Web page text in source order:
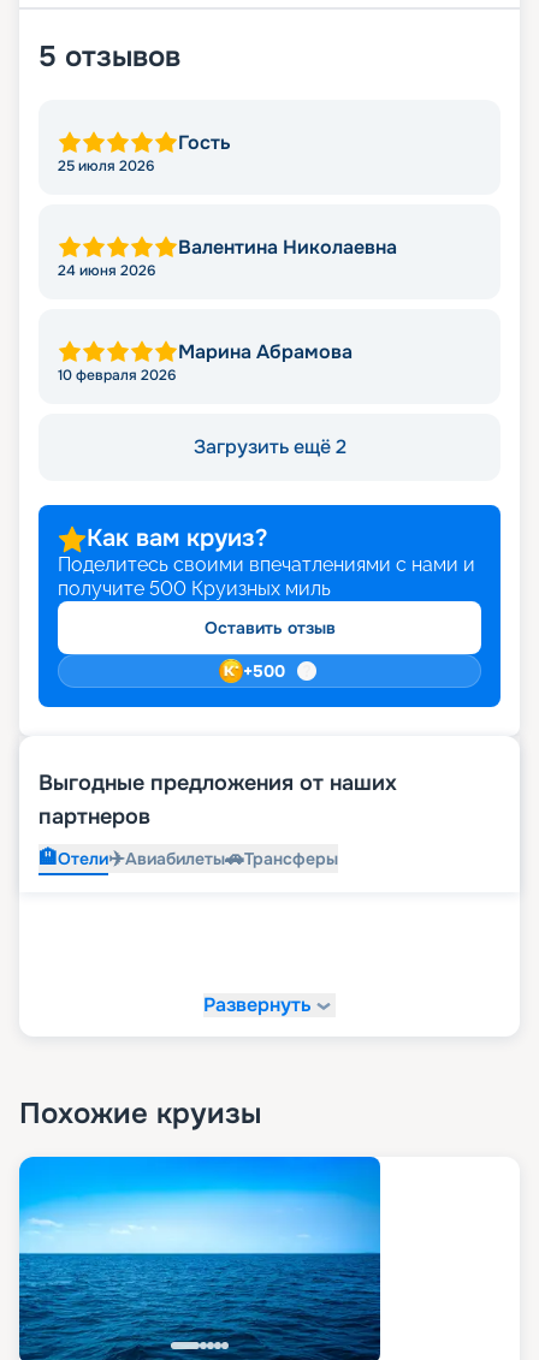
5 отзывов
Гость
25 июля 2026
Валентина Николаевна
24 июня 2026
Марина Абрамова
10 февраля 2026
Загрузить ещё 2
Как вам круиз?
Поделитесь своими впечатлениями с нами и
получите 500 Круизных миль
Оставить отзыв
+500
Выгодные предложения от наших
партнеров
🏨Отели✈️Авиабилеты🚗Трансферы
Развернуть
Похожие круизы